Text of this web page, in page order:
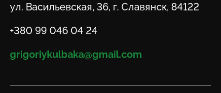
Адрес
ул. Васильевская, 36, г. Славянск, 84122
Телефон
+380 99 046 04 24
Email
grigoriykulbaka@gmail.com